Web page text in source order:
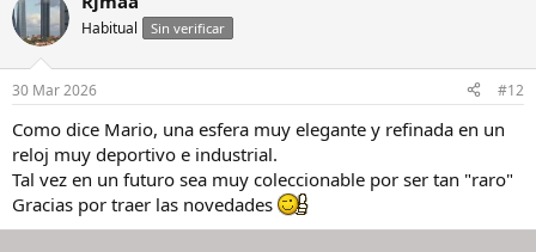
Habitual Sin verificar
30 Mar 2026 #12
Como dice Mario, una esfera muy elegante y refinada en un
reloj muy deportivo e industrial.
Tal vez en un futuro sea muy coleccionable por ser tan "raro"
Gracias por traer las novedades